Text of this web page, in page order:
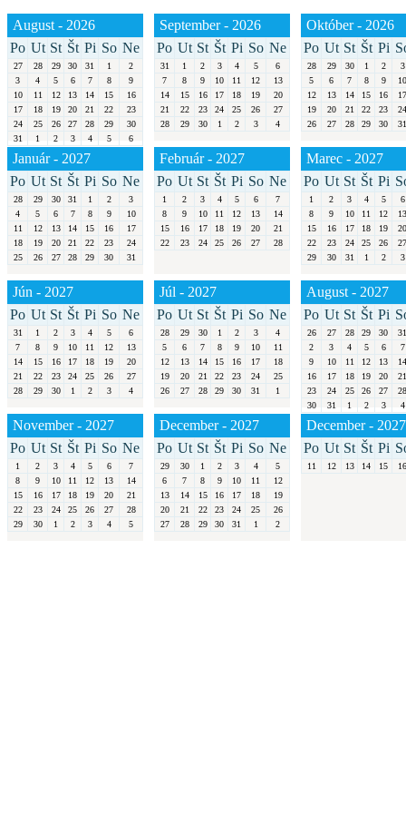
August - 2026
Po Ut St Št Pi So Ne
27 28 29 30 31 1
2
3
4 5 6 7 8
9
10
11 12 13 14 15
16
17
18 19 20 21 22
23
24
25 26 27 28 29
30
31
1 2 3 4 5 6
September - 2026
Po Ut St Št Pi So Ne
31 1 2 3 4 5
6
7
8 9 10 11 12
13
14
15 16 17 18 19
20
21
22 23 24 25 26
27
28
29 30 1 2 3 4
Október - 2026
Po Ut St Št Pi
28 29 30 1 2
3
5
6 7 8 9
10
12
13 14 15 16
17
19
20 21 22 23
24
26
27 28 29 30 31
Január - 2027
Po Ut St Št Pi So Ne
28 29 30 31 1 2
3
4
5 6 7 8 9
10
11
12 13 14 15 16
17
18
19 20 21 22 23
24
25
26 27 28 29 30 31
Február - 2027
Po Ut St Št Pi So Ne
1 2 3 4 5 6
7
8
9 10 11 12 13
14
15
16 17 18 19 20
21
22
23 24 25 26 27 28
Marec - 2027
Po Ut St Št Pi
1 2 3 4 5
6
8
9 10 11 12
13
15
16 17 18 19
20
22
23 24 25 26
27
29
30 31 1 2 3
Jún - 2027
Po Ut St Št Pi So Ne
31 1 2 3 4 5
6
7
8 9 10 11 12
13
14
15 16 17 18 19
20
21
22 23 24 25 26
27
28
29 30 1 2 3 4
Júl - 2027
Po Ut St Št Pi So Ne
28 29 30 1 2 3
4
5
6 7 8 9 10
11
12
13 14 15 16 17
18
19
20 21 22 23 24
25
26
27 28 29 30 31 1
August - 2027
Po Ut St Št Pi
26 27 28 29 30
31
2
3 4 5 6
7
9
10 11 12 13
14
16
17 18 19 20
21
23
24 25 26 27
28
30
31 1 2 3 4
November - 2027
Po Ut St Št Pi So Ne
1 2 3 4 5 6
7
8
9 10 11 12 13
14
15
16 17 18 19 20
21
22
23 24 25 26 27
28
29
30 1 2 3 4 5
December - 2027
Po Ut St Št Pi So Ne
29 30 1 2 3 4
5
6
7 8 9 10 11
12
13
14 15 16 17 18
19
20
21 22 23 24 25
26
27
28 29 30 31 1 2
December - 2027
Po Ut St Št Pi
11 12 13 14 15 16